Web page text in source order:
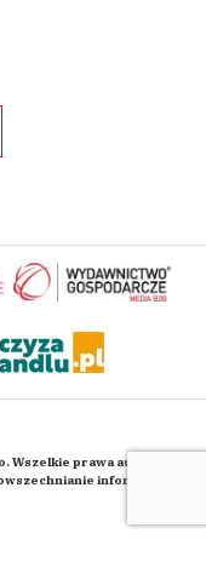
Wszelkie prawa autorskie
informacji i